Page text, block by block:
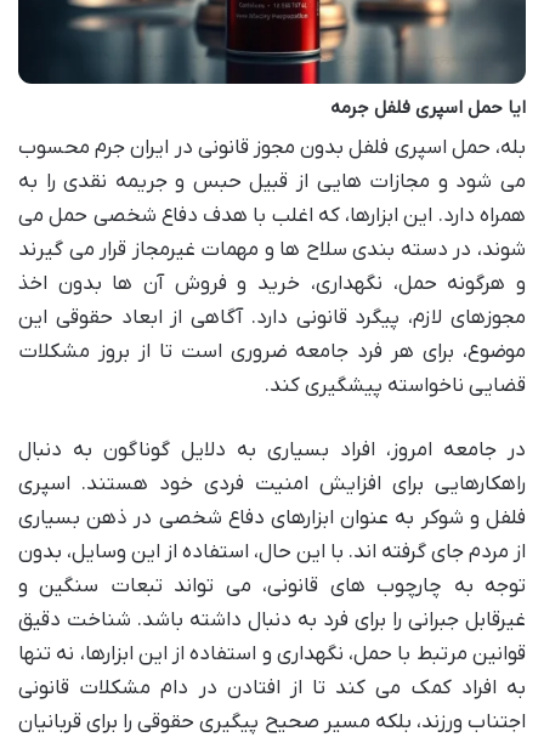
ایا حمل اسپری فلفل جرمه
بله، حمل اسپری فلفل بدون مجوز قانونی در ایران جرم محسوب
می شود و مجازات هایی از قبیل حبس و جریمه نقدی را به
همراه دارد. این ابزارها، که اغلب با هدف دفاع شخصی حمل می
شوند، در دسته بندی سلاح ها و مهمات غیرمجاز قرار می گیرند
و هرگونه حمل، نگهداری، خرید و فروش آن ها بدون اخذ
مجوزهای لازم، پیگرد قانونی دارد. آگاهی از ابعاد حقوقی این
موضوع، برای هر فرد جامعه ضروری است تا از بروز مشکلات
قضایی ناخواسته پیشگیری کند.
در جامعه امروز، افراد بسیاری به دلایل گوناگون به دنبال
راهکارهایی برای افزایش امنیت فردی خود هستند. اسپری
فلفل و شوکر به عنوان ابزارهای دفاع شخصی در ذهن بسیاری
از مردم جای گرفته اند. با این حال، استفاده از این وسایل، بدون
توجه به چارچوب های قانونی، می تواند تبعات سنگین و
غیرقابل جبرانی را برای فرد به دنبال داشته باشد. شناخت دقیق
قوانین مرتبط با حمل، نگهداری و استفاده از این ابزارها، نه تنها
به افراد کمک می کند تا از افتادن در دام مشکلات قانونی
اجتناب ورزند، بلکه مسیر صحیح پیگیری حقوقی را برای قربانیان